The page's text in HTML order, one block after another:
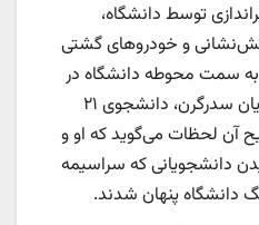
توسط دانشگاه،
و خودروهای گشتی
به سمت محوطه دانشگاه در
غرب فلوریدا حرکت کردند. رایان سدرگرن، دانشجوی ۲۱
آن لحظات می‌گوید که او و
دیدن دانشجویانی که سراسیمه
دانشگاه پنهان شدند.